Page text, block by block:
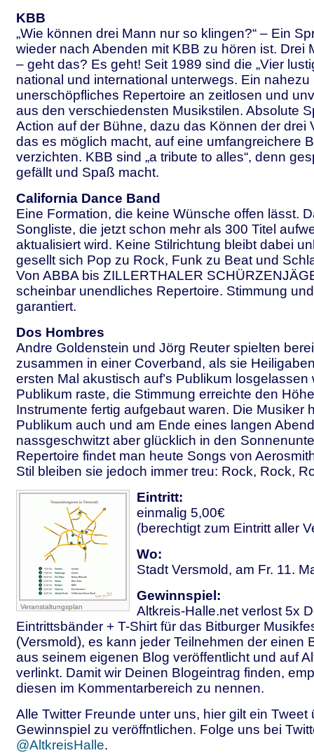
KBB
„Wie können drei Mann nur so klingen?“ – Ein
wieder nach Abenden mit KBB zu hören ist. Drei
– geht das? Es geht! Seit 1989 sind die „Vier
national und international unterwegs. Ein nahezu
unerschöpfliches Repertoire an zeitlosen und
aus den verschiedensten Musikstilen. Absolute
Action auf der Bühne, dazu das Können der drei
das es möglich macht, auf eine umfangreichere
verzichten. KBB sind „a tribute to alles“, denn
gefällt und Spaß macht.
California Dance Band
Eine Formation, die keine Wünsche offen lässt.
Songliste, die jetzt schon mehr als 300 Titel
aktualisiert wird. Keine Stilrichtung bleibt dabei
gesellt sich Pop zu Rock, Funk zu Beat und
Von ABBA bis ZILLERTHALER
scheinbar unendliches Repertoire. Stimmung
garantiert.
Dos Hombres
Andre Goldenstein und Jörg Reuter spielten
zusammen in einer Coverband, als sie
ersten Mal akustisch auf’s Publikum losgelassen
Publikum raste, die Stimmung erreichte den
Instrumente fertig aufgebaut waren. Die Musiker
Publikum auch und am Ende eines langen
nassgeschwitzt aber glücklich in den
Repertoire findet man heute Songs von
Stil bleiben sie jedoch immer treu: Rock, Rock,
Veranstaltungsplan
Eintritt:
einmalig 5,00€
(berechtigt zum Eintritt aller
Wo:
Stadt Versmold, am Fr. 11.
Gewinnspiel:
Altkreis-Halle.net verlost 5x
Eintrittsbänder + T-Shirt für das Bitburger
(Versmold), es kann jeder Teilnehmen der einen
aus seinem eigenen Blog veröffentlicht und auf
verlinkt. Damit wir Deinen Blogeintrag finden,
diesen im Kommentarbereich zu nennen.
Alle Twitter Freunde unter uns, hier gilt ein Tweet
Gewinnspiel zu veröffntlichen. Folge uns bei
@AltkreisHalle.